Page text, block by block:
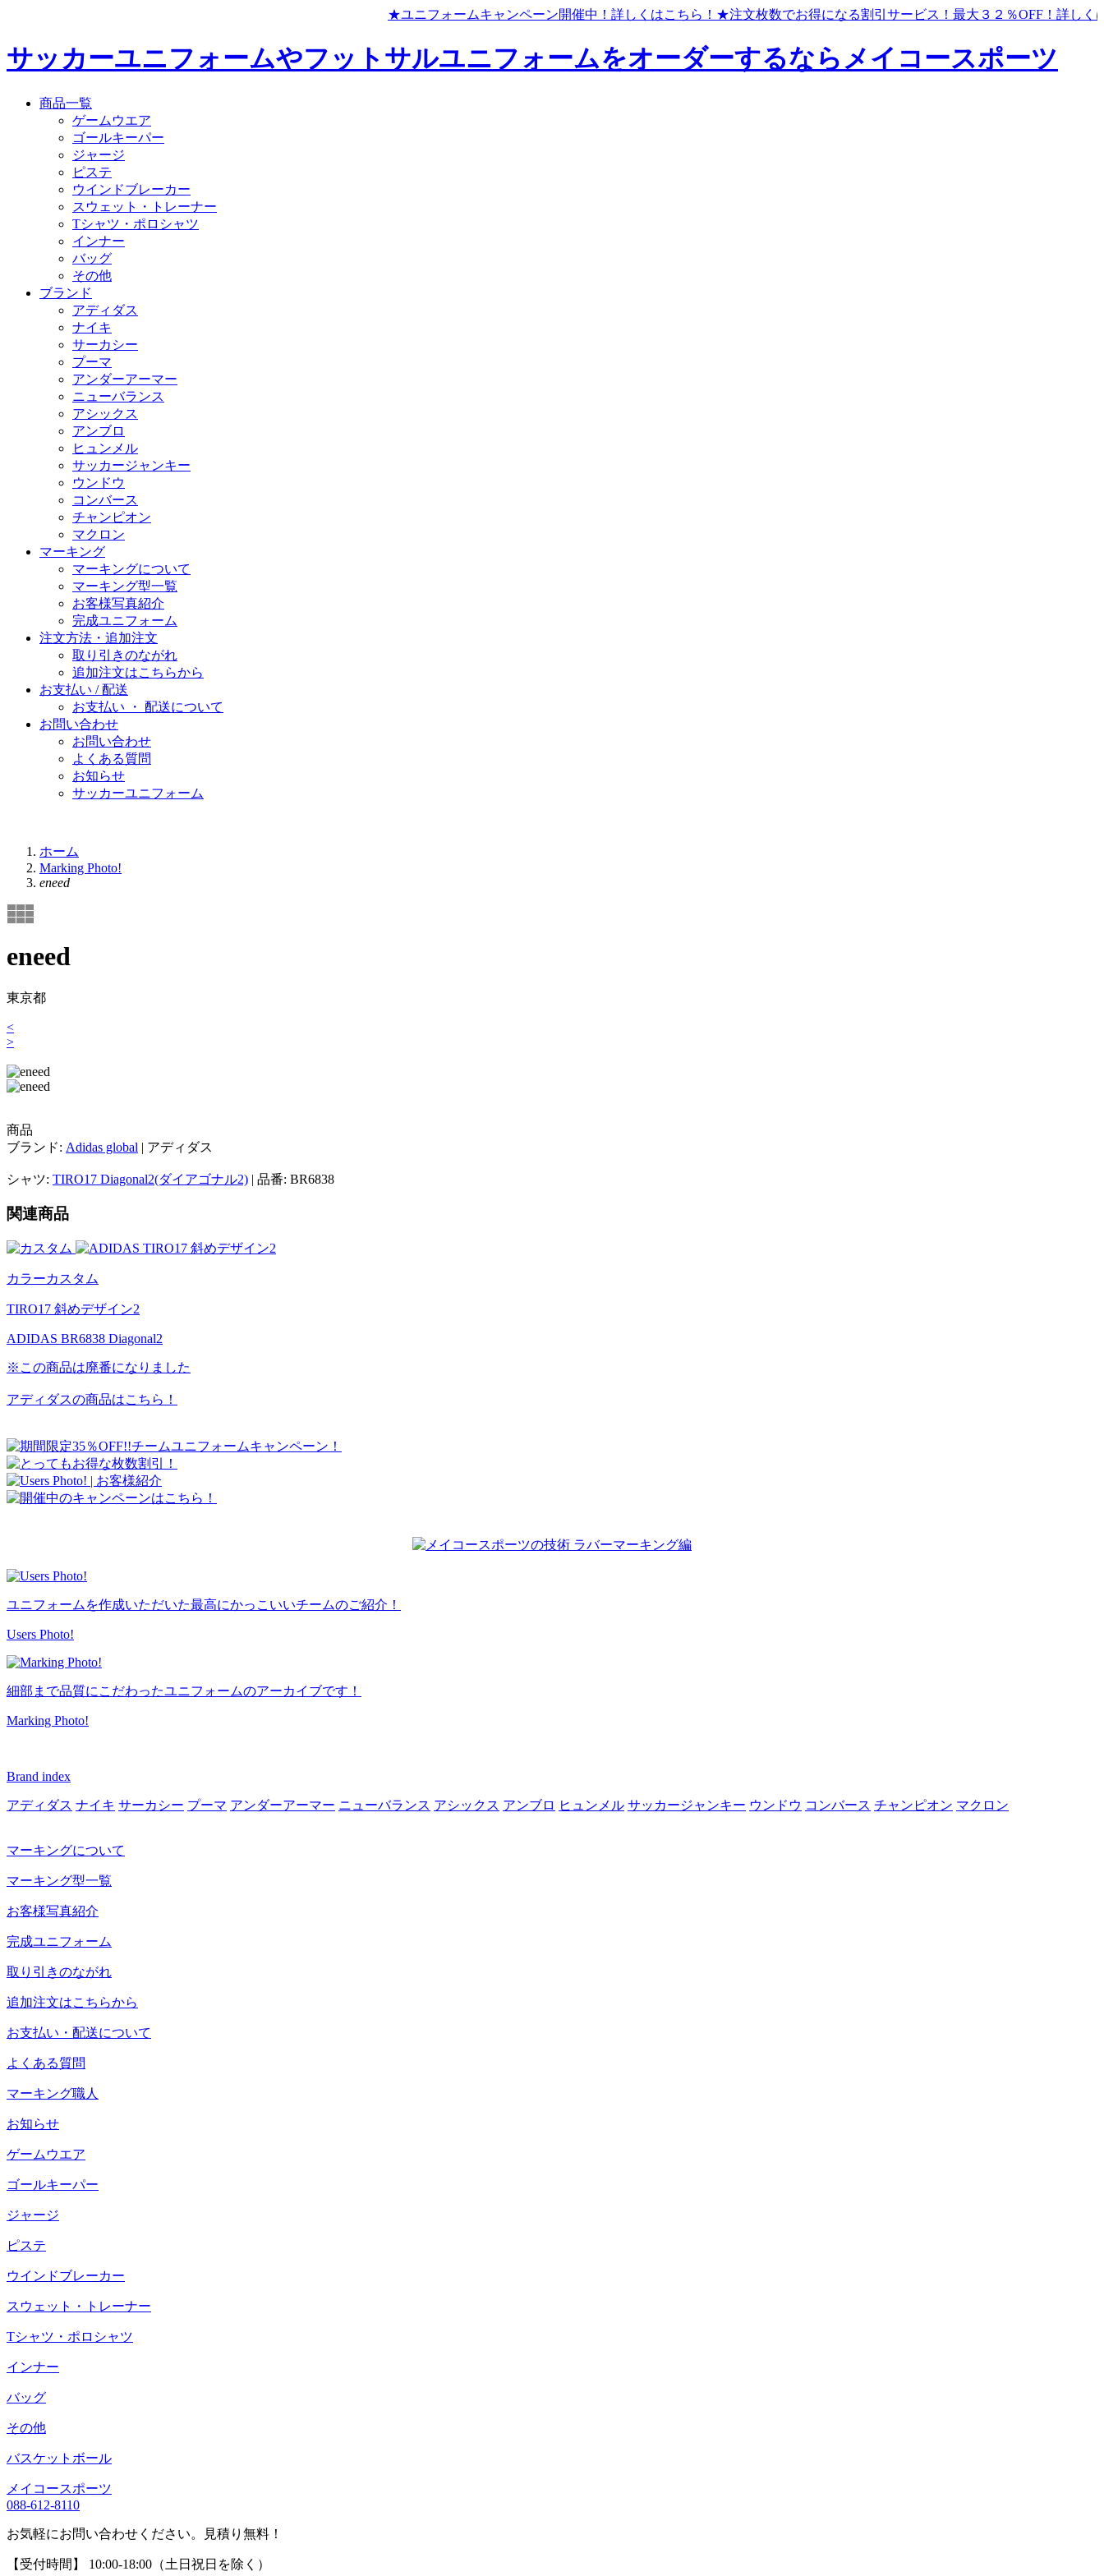
★ユニフォームキャンペーン開催中！詳しくはこちら！ ★注文枚数でお得になる割引サービス！最大３２％OFF！ 詳しく
サッカーユニフォームやフットサルユニフォームをオーダーするならメイコースポーツ
商品一覧
ゲームウエア
ゴールキーパー
ジャージ
ピステ
ウインドブレーカー
スウェット・トレーナー
Tシャツ・ポロシャツ
インナー
バッグ
その他
ブランド
アディダス
ナイキ
サーカシー
プーマ
アンダーアーマー
ニューバランス
アシックス
アンブロ
ヒュンメル
サッカージャンキー
ウンドウ
コンバース
チャンピオン
マクロン
マーキング
マーキングについて
マーキング型一覧
お客様写真紹介
完成ユニフォーム
注文方法・追加注文
取り引きのながれ
追加注文はこちらから
お支払い / 配送
お支払い ・ 配送について
お問い合わせ
お問い合わせ
よくある質問
お知らせ
サッカーユニフォーム
ホーム
Marking Photo!
eneed
eneed
東京都
<
>
商品
ブランド: Adidas global | アディダス
シャツ: TIRO17 Diagonal2(ダイアゴナル2) | 品番: BR6838
関連商品
カラーカスタム
TIRO17 斜めデザイン2
ADIDAS BR6838 Diagonal2
※この商品は廃番になりました
アディダスの商品はこちら！
ユニフォームを作成いただいた最高にかっこいいチームのご紹介！
Users Photo!
細部まで品質にこだわったユニフォームのアーカイブです！
Marking Photo!
Brand index
アディダス ナイキ サーカシー プーマ アンダーアーマー ニューバランス アシックス アンブロ ヒュンメル サッカージャンキー ウンドウ コンバース チャンピオン マクロン
マーキングについて
マーキング型一覧
お客様写真紹介
完成ユニフォーム
取り引きのながれ
追加注文はこちらから
お支払い・配送について
よくある質問
マーキング職人
お知らせ
ゲームウエア
ゴールキーパー
ジャージ
ピステ
ウインドブレーカー
スウェット・トレーナー
Tシャツ・ポロシャツ
インナー
バッグ
その他
バスケットボール
メイコースポーツ
088-612-8110
お気軽にお問い合わせください。見積り無料！
【受付時間】 10:00-18:00（土日祝日を除く）